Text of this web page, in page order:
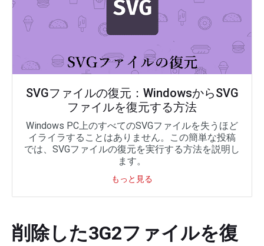
SVGファイルの復元：WindowsからSVG
ファイルを復元する方法
Windows PC上のすべてのSVGファイルを失うほど
イライラすることはありません。この簡単な投稿
では、SVGファイルの復元を実行する方法を説明し
ます。
もっと見る
削除した3G2ファイルを復